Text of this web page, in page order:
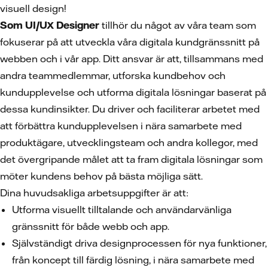
visuell design!
Som UI/UX Designer tillhör du något av våra team som
fokuserar på att utveckla våra digitala kundgränssnitt på
webben och i vår app. Ditt ansvar är att, tillsammans med
andra teammedlemmar, utforska kundbehov och
kundupplevelse och utforma digitala lösningar baserat på
dessa kundinsikter. Du driver och faciliterar arbetet med
att förbättra kundupplevelsen i nära samarbete med
produktägare, utvecklingsteam och andra kollegor, med
det övergripande målet att ta fram digitala lösningar som
möter kundens behov på bästa möjliga sätt.
Dina huvudsakliga arbetsuppgifter är att:
Utforma visuellt tilltalande och användarvänliga
gränssnitt för både webb och app.
Självständigt driva designprocessen för nya funktioner,
från koncept till färdig lösning, i nära samarbete med